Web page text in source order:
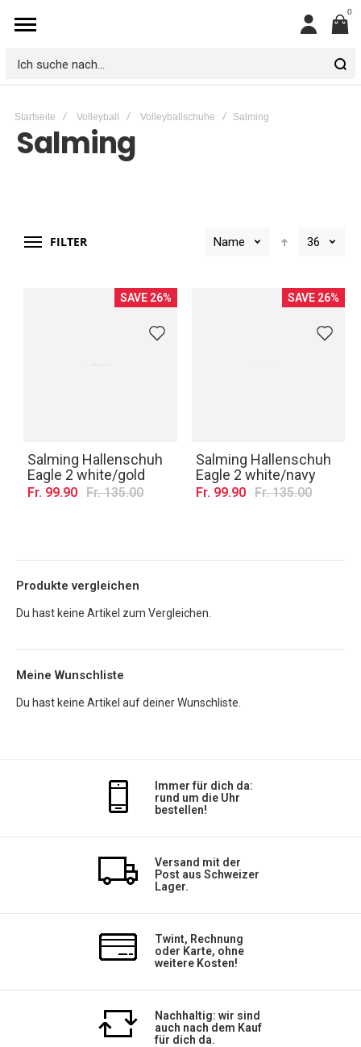
Mein
0
Ich
nach...
Startseite Volleyball Volleyballschuhe Salming
Salming
FILTER Name 36
SAVE 26%
Salming Hallenschuh
Eagle 2 white/gold
Fr. 99.90 Fr. 135.00
SAVE 26%
Salming Hallenschuh
Eagle 2 white/navy
Fr. 99.90 Fr. 135.00
Produkte vergleichen
Du hast keine Artikel zum Vergleichen.
Meine Wunschliste
Du hast keine Artikel auf deiner Wunschliste.
Immer für dich da:
rund um die Uhr
bestellen!
Versand mit der
Post aus Schweizer
Lager.
Twint, Rechnung
oder Karte, ohne
weitere Kosten!
Nachhaltig: wir sind
auch nach dem Kauf
für dich da.